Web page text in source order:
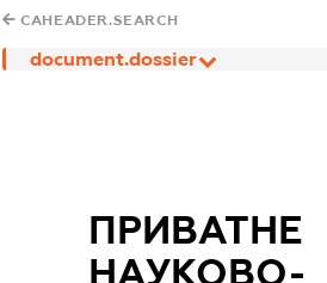
CAHEADER.SEARCH
document.dossier
ПРИВАТНЕ
НАУКОВО-